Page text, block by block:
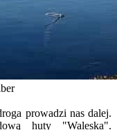
prowadzi nas dalej.
huty "Waleska".